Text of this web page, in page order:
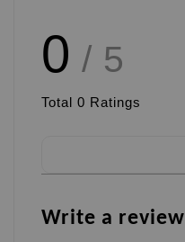
0 / 5
Total 0 Ratings
Write a review